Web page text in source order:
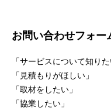
お問い合わせフォー
「サービスについて知りた
「見積もりがほしい」
「取材をしたい」
「協業したい」